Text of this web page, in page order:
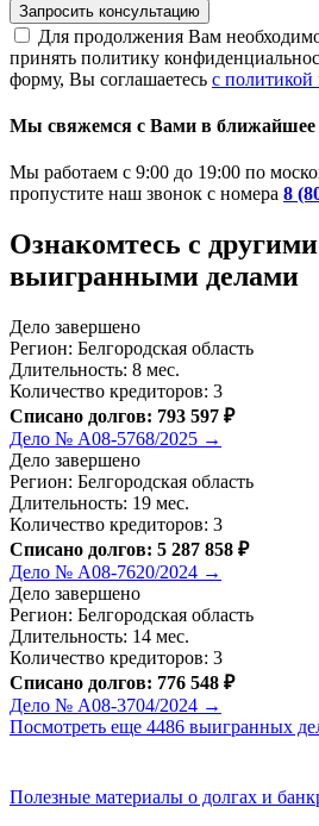
Запросить консультацию
Для продолжения Вам
принять политику
форму, Вы соглашаетесь с политикой
Мы свяжемся с Вами в ближайшее
Мы работаем с 9:00 до 19:00 по
пропустите наш звонок с номера 8
Ознакомтесь c
выигранными делами
Дело завершено
Регион: Белгородская область
Длительность: 8 мес.
Количество кредиторов: 3
Списано долгов: 793 597 ₽
Дело № А08-5768/2025 →
Дело завершено
Регион: Белгородская область
Длительность: 19 мес.
Количество кредиторов: 3
Списано долгов: 5 287 858 ₽
Дело № А08-7620/2024 →
Дело завершено
Регион: Белгородская область
Длительность: 14 мес.
Количество кредиторов: 3
Списано долгов: 776 548 ₽
Дело № А08-3704/2024 →
Посмотреть еще 4486 выигранных
Полезные материалы о долгах и